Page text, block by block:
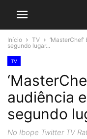
Início TV
segundo lugar...
TV
audiência
segundo
No Ibope Twitter TV